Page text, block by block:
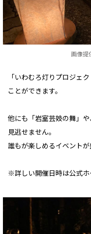
画像提
「いわむろ灯りプロジェ
ことができます。
他にも「岩室芸妓の舞」
見逃せません。
誰もが楽しめるイベントが
※詳しい開催日時は公式ホ